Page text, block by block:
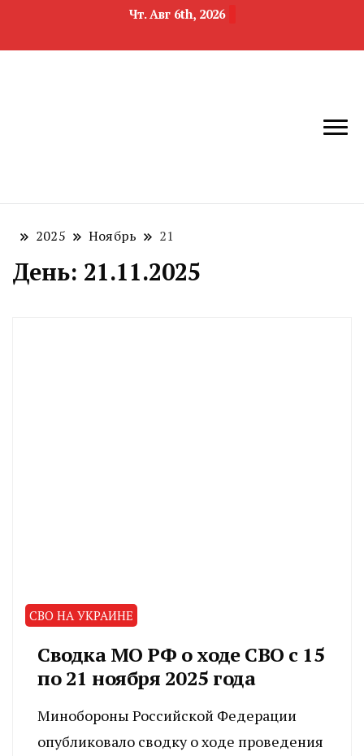
Чт. Авг 6th, 2026
2025 Ноябрь 21
День: 21.11.2025
СВО НА УКРАИНЕ
Сводка МО РФ о ходе СВО с 15
по 21 ноября 2025 года
Минобороны Российской Федерации
опубликовало сводку о ходе проведения